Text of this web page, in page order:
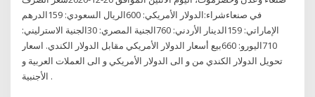
في صنعاءشراء:الدولار الأمريكي: 600الريال السعودي: 159الدرهم
الإماراتي: 159الدينار الأردني: 760الجنية المصري: 30الجنية الاسترليني:
710اليورو: 660بيع أسعار الدولار الأمريكي مقابل الدولار الكندي. اسعار
تحويل الدولار الكندي من و الى الدولار الأمريكي و الى العملات العربية و
الأجنبية .